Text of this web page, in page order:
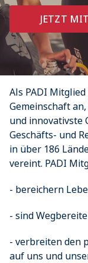
JETZT
Als PADI
Gemeinschaft
und innovativste
Geschäfts- und
in über 186
vereint. PADI
- bereichern
- sind
- verbreiten den
auf uns und